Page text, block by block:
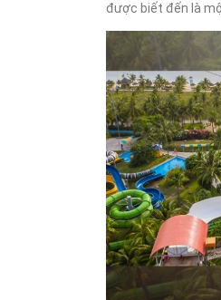
được biết đến là